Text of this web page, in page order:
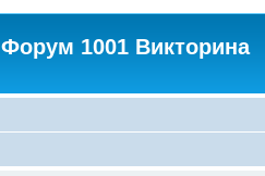
Форум 1001 Викторина